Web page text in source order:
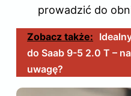
prowadzić do
Zobacz także:
do Saab 9-5 2.0 T –
uwagę?